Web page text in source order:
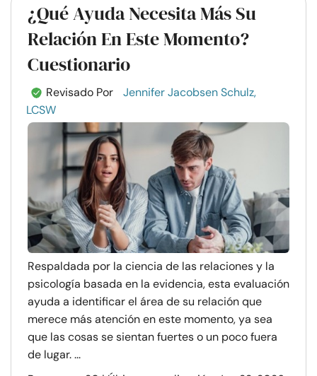
¿Qué Ayuda Necesita Más Su
Relación En Este Momento?
Cuestionario
Revisado Por
Jennifer Jacobsen Schulz,
LCSW
Respaldada por la ciencia de las relaciones y la
psicología basada en la evidencia, esta evaluación
ayuda a identificar el área de su relación que
merece más atención en este momento, ya sea
que las cosas se sientan fuertes o un poco fuera
de lugar. ...